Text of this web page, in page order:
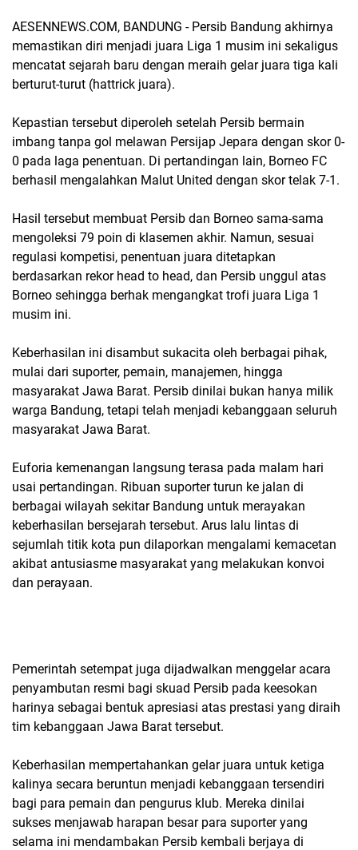
AESENNEWS.COM, BANDUNG - Persib Bandung akhirnya
memastikan diri menjadi juara Liga 1 musim ini sekaligus
mencatat sejarah baru dengan meraih gelar juara tiga kali
berturut-turut (hattrick juara).
Kepastian tersebut diperoleh setelah Persib bermain
imbang tanpa gol melawan Persijap Jepara dengan skor 0-
0 pada laga penentuan. Di pertandingan lain, Borneo FC
berhasil mengalahkan Malut United dengan skor telak 7-1.
Hasil tersebut membuat Persib dan Borneo sama-sama
mengoleksi 79 poin di klasemen akhir. Namun, sesuai
regulasi kompetisi, penentuan juara ditetapkan
berdasarkan rekor head to head, dan Persib unggul atas
Borneo sehingga berhak mengangkat trofi juara Liga 1
musim ini.
Keberhasilan ini disambut sukacita oleh berbagai pihak,
mulai dari suporter, pemain, manajemen, hingga
masyarakat Jawa Barat. Persib dinilai bukan hanya milik
warga Bandung, tetapi telah menjadi kebanggaan seluruh
masyarakat Jawa Barat.
Euforia kemenangan langsung terasa pada malam hari
usai pertandingan. Ribuan suporter turun ke jalan di
berbagai wilayah sekitar Bandung untuk merayakan
keberhasilan bersejarah tersebut. Arus lalu lintas di
sejumlah titik kota pun dilaporkan mengalami kemacetan
akibat antusiasme masyarakat yang melakukan konvoi
dan perayaan.
Pemerintah setempat juga dijadwalkan menggelar acara
penyambutan resmi bagi skuad Persib pada keesokan
harinya sebagai bentuk apresiasi atas prestasi yang diraih
tim kebanggaan Jawa Barat tersebut.
Keberhasilan mempertahankan gelar juara untuk ketiga
kalinya secara beruntun menjadi kebanggaan tersendiri
bagi para pemain dan pengurus klub. Mereka dinilai
sukses menjawab harapan besar para suporter yang
selama ini mendambakan Persib kembali berjaya di